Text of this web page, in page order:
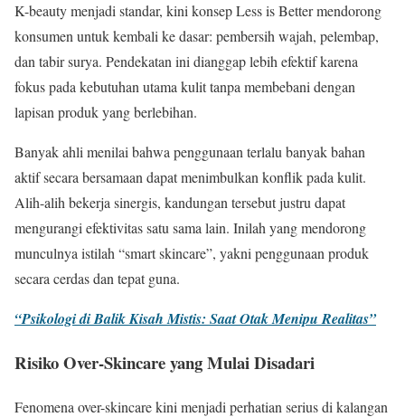
K-beauty menjadi standar, kini konsep Less is Better mendorong
konsumen untuk kembali ke dasar: pembersih wajah, pelembap,
dan tabir surya. Pendekatan ini dianggap lebih efektif karena
fokus pada kebutuhan utama kulit tanpa membebani dengan
lapisan produk yang berlebihan.
Banyak ahli menilai bahwa penggunaan terlalu banyak bahan
aktif secara bersamaan dapat menimbulkan konflik pada kulit.
Alih-alih bekerja sinergis, kandungan tersebut justru dapat
mengurangi efektivitas satu sama lain. Inilah yang mendorong
munculnya istilah “smart skincare”, yakni penggunaan produk
secara cerdas dan tepat guna.
“Psikologi di Balik Kisah Mistis: Saat Otak Menipu Realitas”
Risiko Over-Skincare yang Mulai Disadari
Fenomena over-skincare kini menjadi perhatian serius di kalangan